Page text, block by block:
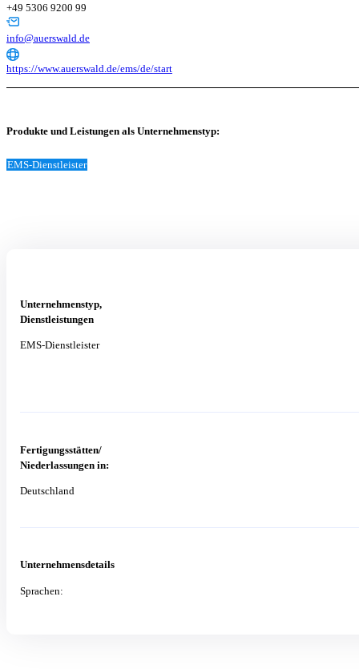
+49 5306 9200 99
info@auerswald.de
https://www.auerswald.de/ems/de/start
Produkte und Leistungen als Unternehmenstyp:
EMS-Dienstleister
Unternehmenstyp,
Dienstleistungen
EMS-Dienstleister
Fertigungsstätten/
Niederlassungen in:
Deutschland
Unternehmensdetails
Sprachen: